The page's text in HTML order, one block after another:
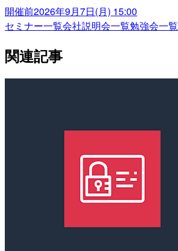
開催前2026年9月7日(月) 15:00
セミナー一覧会社説明会一覧勉強会一覧
関連記事